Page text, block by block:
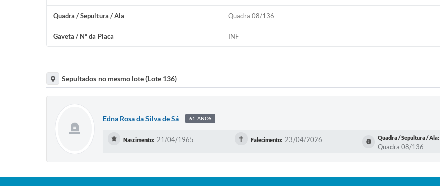
Quadra / Sepultura / Ala Quadra 08/136
Gaveta / Nº da Placa INF
Sepultados no mesmo lote (Lote 136)
Edna Rosa da Silva de Sá 61 ANOS
Nascimento: 21/04/1965 ✝ Falecimento: 23/04/2026 Quadra / Sepultura / Ala:
Quadra 08/136